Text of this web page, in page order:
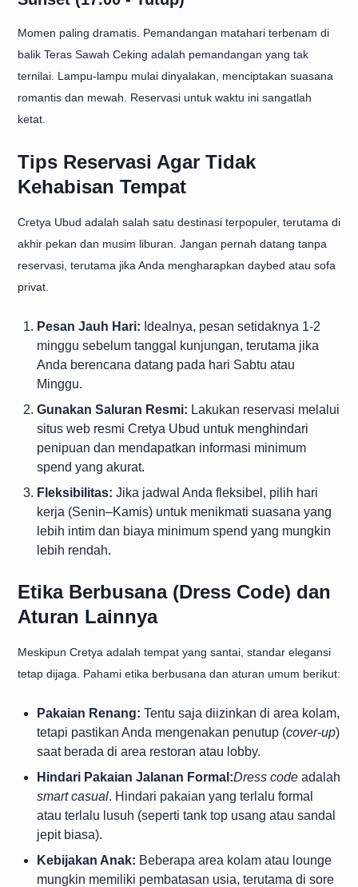
Momen paling dramatis. Pemandangan matahari terbenam di
balik Teras Sawah Ceking adalah pemandangan yang tak
ternilai. Lampu-lampu mulai dinyalakan, menciptakan suasana
romantis dan mewah. Reservasi untuk waktu ini sangatlah
ketat.
Tips Reservasi Agar Tidak
Kehabisan Tempat
Cretya Ubud adalah salah satu destinasi terpopuler, terutama di
akhir pekan dan musim liburan. Jangan pernah datang tanpa
reservasi, terutama jika Anda mengharapkan daybed atau sofa
privat.
Pesan Jauh Hari: Idealnya, pesan setidaknya 1-2
minggu sebelum tanggal kunjungan, terutama jika
Anda berencana datang pada hari Sabtu atau
Minggu.
Gunakan Saluran Resmi: Lakukan reservasi melalui
situs web resmi Cretya Ubud untuk menghindari
penipuan dan mendapatkan informasi minimum
spend yang akurat.
Fleksibilitas: Jika jadwal Anda fleksibel, pilih hari
kerja (Senin–Kamis) untuk menikmati suasana yang
lebih intim dan biaya minimum spend yang mungkin
lebih rendah.
Etika Berbusana (Dress Code) dan
Aturan Lainnya
Meskipun Cretya adalah tempat yang santai, standar elegansi
tetap dijaga. Pahami etika berbusana dan aturan umum berikut:
Pakaian Renang: Tentu saja diizinkan di area kolam,
tetapi pastikan Anda mengenakan penutup (cover-up)
saat berada di area restoran atau lobby.
Hindari Pakaian Jalanan Formal:Dress code adalah
smart casual. Hindari pakaian yang terlalu formal
atau terlalu lusuh (seperti tank top usang atau sandal
jepit biasa).
Kebijakan Anak: Beberapa area kolam atau lounge
mungkin memiliki pembatasan usia, terutama di sore